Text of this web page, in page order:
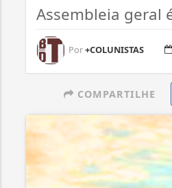
Assembleia geral
Por+COLUNISTAS
COMPARTILHE